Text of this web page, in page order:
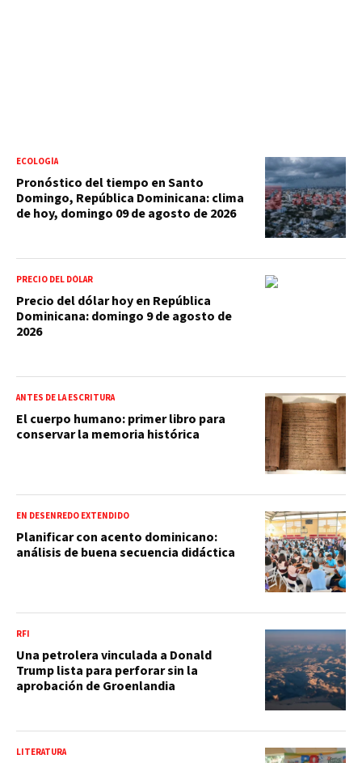
ECOLOGÍA
Pronóstico del tiempo en Santo
Domingo, República Dominicana: clima
de hoy, domingo 09 de agosto de 2026
PRECIO DEL DÓLAR
Precio del dólar hoy en República
Dominicana: domingo 9 de agosto de
2026
ANTES DE LA ESCRITURA
El cuerpo humano: primer libro para
conservar la memoria histórica
EN DESENREDO EXTENDIDO
Planificar con acento dominicano:
análisis de buena secuencia didáctica
RFI
Una petrolera vinculada a Donald
Trump lista para perforar sin la
aprobación de Groenlandia
LITERATURA